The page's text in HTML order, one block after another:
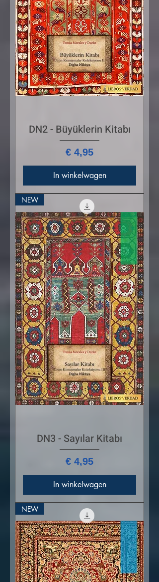
DN2 - Büyüklerin Kitabı
Prijs
€ 4,95
In winkelwagen
NEW
DN3 - Sayılar Kitabı
Prijs
€ 4,95
In winkelwagen
NEW